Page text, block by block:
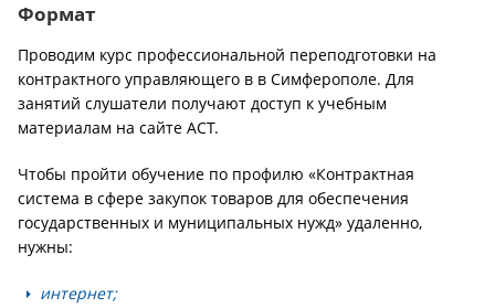
Формат
Проводим курс профессиональной переподготовки на
контрактного управляющего в в Симферополе. Для
занятий слушатели получают доступ к учебным
материалам на сайте АСТ.
Чтобы пройти обучение по профилю «Контрактная
система в сфере закупок товаров для обеспечения
государственных и муниципальных нужд» удаленно,
нужны:
интернет;